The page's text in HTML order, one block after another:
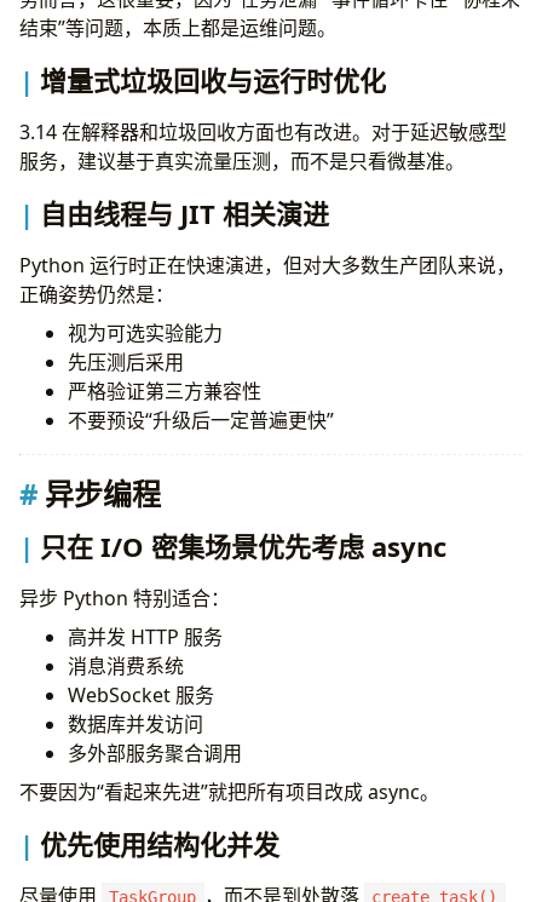
结束”等问题，本质上都是运维问题。
增量式垃圾回收与运行时优化
3.14 在解释器和垃圾回收方面也有改进。对于延迟敏感型
服务，建议基于真实流量压测，而不是只看微基准。
自由线程与 JIT 相关演进
Python 运行时正在快速演进，但对大多数生产团队来说，
正确姿势仍然是：
视为可选实验能力
先压测后采用
严格验证第三方兼容性
不要预设“升级后一定普遍更快”
异步编程
只在 I/O 密集场景优先考虑 async
异步 Python 特别适合：
高并发 HTTP 服务
消息消费系统
WebSocket 服务
数据库并发访问
多外部服务聚合调用
不要因为“看起来先进”就把所有项目改成 async。
优先使用结构化并发
尽量使用 TaskGroup ，而不是到处散落 create_task()